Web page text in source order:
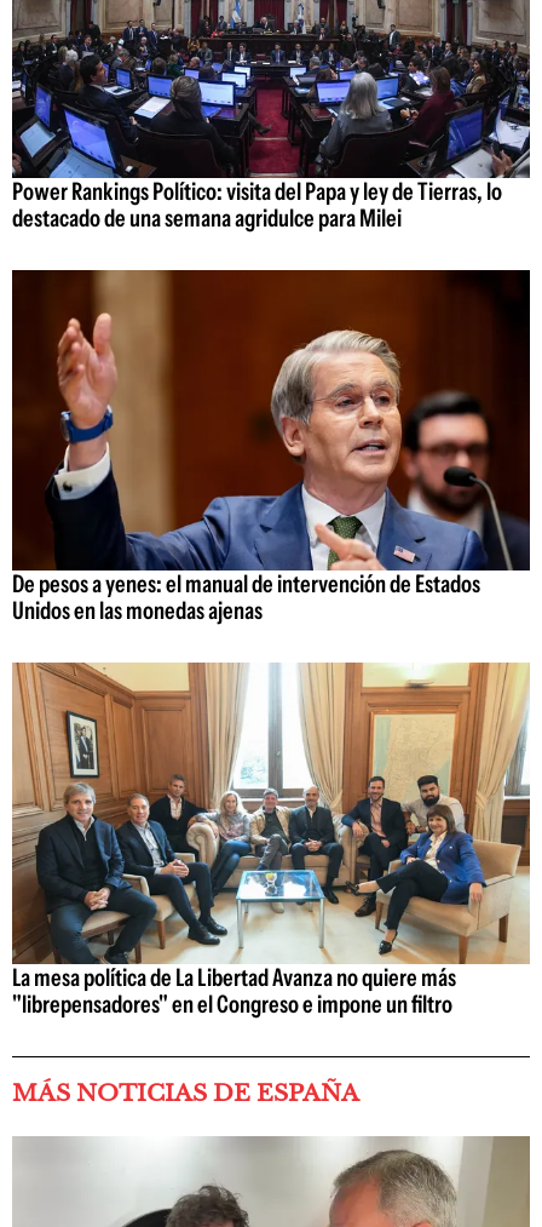
Power Rankings Político: visita del Papa y ley de Tierras, lo
destacado de una semana agridulce para Milei
De pesos a yenes: el manual de intervención de Estados
Unidos en las monedas ajenas
La mesa política de La Libertad Avanza no quiere más
"librepensadores" en el Congreso e impone un filtro
MÁS NOTICIAS DE ESPAÑA